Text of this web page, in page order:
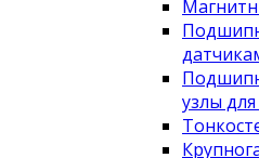
узлы для